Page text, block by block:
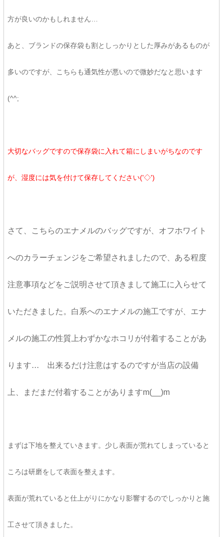
方が良いのかもしれません…
あと、ブランドの保存袋も割としっかりとした厚みがあるものが
多いのですが、こちらも通気性が悪いので微妙だなと思います
(^^;
大切なバッグですので保存袋に入れて箱にしまいがちなのです
が、湿度には気を付けて保存してください('◇')ゞ
さて、こちらのエナメルのバッグですが、オフホワイト
へのカラーチェンジをご希望されましたので、ある程度
注意事項などをご説明させて頂きまして施工に入らせて
いただきました。白系へのエナメルの施工ですが、エナ
メルの施工の性質上わずかなホコリが付着することがあ
ります… 出来るだけ注意はするのですが当店の設備
上、まだまだ付着することがありますm(__)m
まずは下地を整えていきます。少し表面が荒れてしまっていると
ころは研磨をして表面を整えます。
表面が荒れていると仕上がりにかなり影響するのでしっかりと施
工させて頂きました。